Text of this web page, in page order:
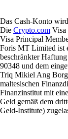
Das Cash-Konto
Die Crypto.com Visa
Visa Principal
Foris MT Limited ist
beschränkter
90348 und dem
Triq Mikiel Ang
maltesischen
Finanzinstitut mit
Geld gemäß dem
Geld-Institute)